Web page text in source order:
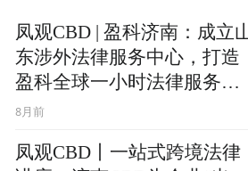
凤观CBD | 盈科济南：成立
东涉外法律服务中心，打造
盈科全球一小时法律服务生
态圈
8月前
凤观CBD丨一站式跨境法律